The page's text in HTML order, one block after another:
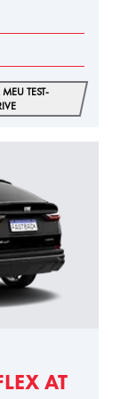
MEU TEST-
AT